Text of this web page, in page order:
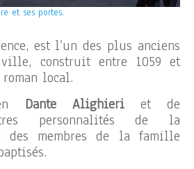
et ses portes.
est l’un des plus anciens
construit entre 1059 et
local.
Dante Alighieriet de
personnalités de la
des membres de la famille